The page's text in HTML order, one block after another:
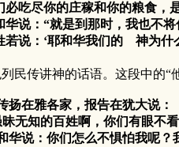
你的庄稼和你的粮食，是
：“就是到那时，我也不将
‘耶和华我们的 神为什么向
神的话语。这段中的“他们
扬在雅各家，报告在犹大说：
的百姓啊，你们有眼不看
你们怎么不惧怕我呢？我